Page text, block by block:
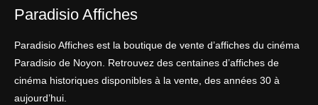
Paradisio Affiches
Paradisio Affiches est la boutique de vente d’affiches du cinéma
Paradisio de Noyon. Retrouvez des centaines d’affiches de
cinéma historiques disponibles à la vente, des années 30 à
aujourd’hui.